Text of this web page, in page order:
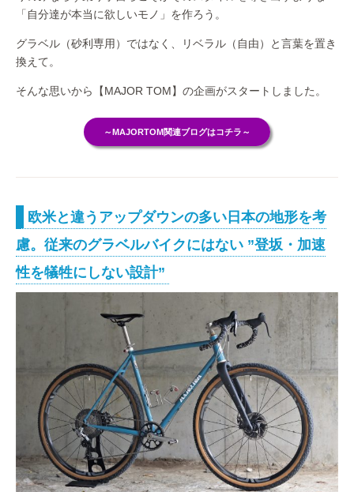
「自分達が本当に欲しいモノ」を作ろう。
グラベル（砂利専用）ではなく、リベラル（自由）と言葉を置き
換えて。
そんな思いから【MAJOR TOM】の企画がスタートしました。
～MAJORTOM関連ブログはコチラ～
欧米と違うアップダウンの多い日本の地形を考
慮。従来のグラベルバイクにはない ”登坂・加速
性を犠牲にしない設計”